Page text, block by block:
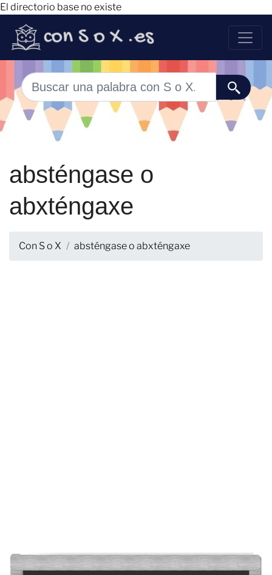
El directorio base no existe
absténgase o
abxténgaxe
Con S o X absténgase o abxténgaxe